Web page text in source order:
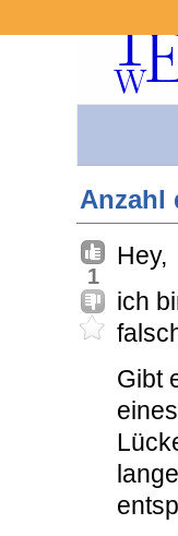
Anzahl
1
Hey,
ich
Gibt